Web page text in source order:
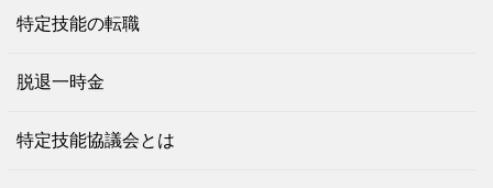
ブログ
特定技能の転職
脱退一時金
特定技能協議会とは